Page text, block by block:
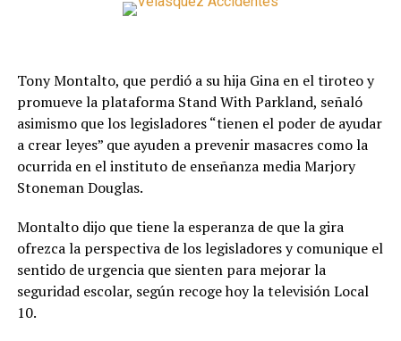
Tony Montalto, que perdió a su hija Gina en el tiroteo y
promueve la plataforma Stand With Parkland, señaló
asimismo que los legisladores “tienen el poder de ayudar
a crear leyes” que ayuden a prevenir masacres como la
ocurrida en el instituto de enseñanza media Marjory
Stoneman Douglas.
Montalto dijo que tiene la esperanza de que la gira
ofrezca la perspectiva de los legisladores y comunique el
sentido de urgencia que sienten para mejorar la
seguridad escolar, según recoge hoy la televisión Local
10.